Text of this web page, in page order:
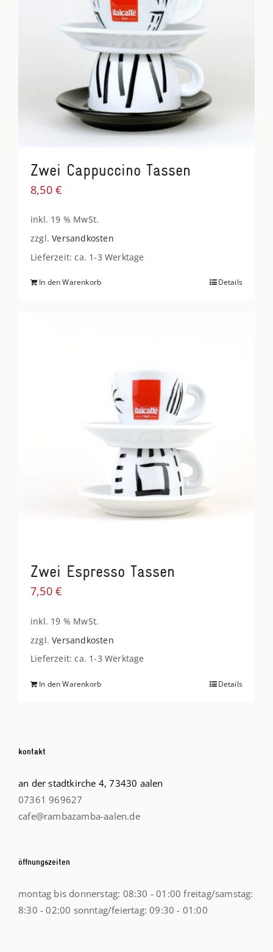
Zwei Cappuccino Tassen
8,50 €
inkl. 19 % MwSt.
zzgl.Versandkosten
Lieferzeit: ca. 1-3 Werktage
In den Warenkorb Details
Zwei Espresso Tassen
7,50 €
inkl. 19 % MwSt.
zzgl.Versandkosten
Lieferzeit: ca. 1-3 Werktage
In den Warenkorb Details
kontakt
an der stadtkirche 4, 73430 aalen
07361 969627
cafe@rambazamba-aalen.de
öffnungszeiten
montag bis donnerstag: 08:30 - 01:00 freitag/samstag:
8:30 - 02:00 sonntag/feiertag: 09:30 - 01:00